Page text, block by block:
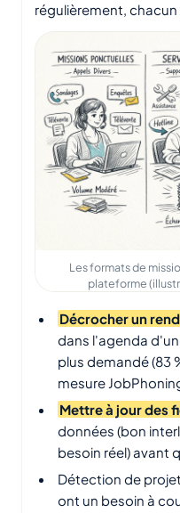
régulièrement,
Les formats de
plateforme
Décrocher un
dans l'agenda
plus demandé (83
mesure
Mettre à jour des
données (bon
besoin réel) avant
Détection de
ont un besoin à